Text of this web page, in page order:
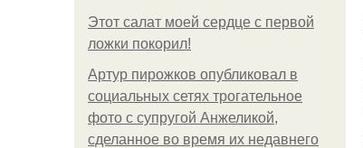
Этот салат моей сердце с первой
ложки покорил!
Артур пирожков опубликовал в
социальных сетях трогательное
фото с супругой Анжеликой,
сделанное во время их недавнего